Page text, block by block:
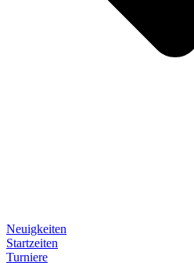
Neuigkeiten
Startzeiten
Turniere